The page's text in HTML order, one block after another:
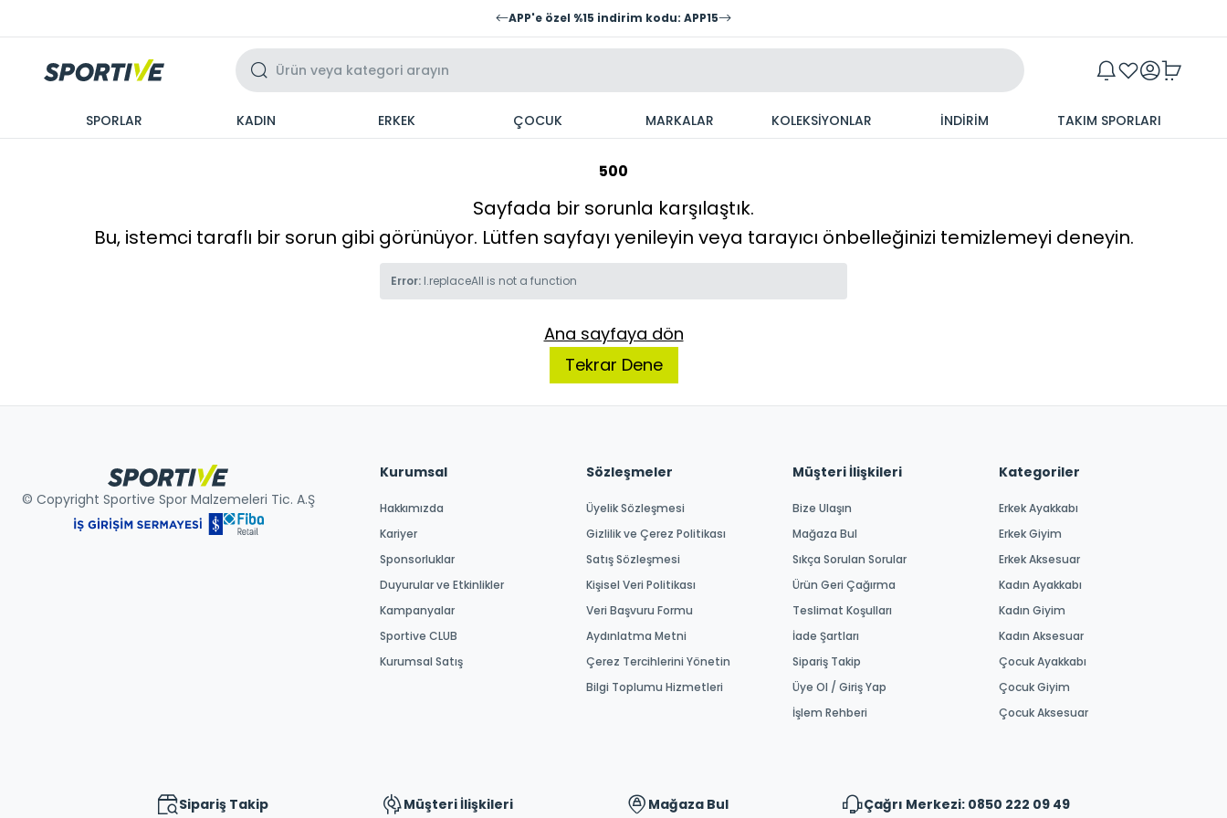
APP'e özel %15 indirim kodu: APP15
SPORLAR KADIN ERKEK ÇOCUK MARKALAR KOLEKSİYONLAR İNDİRİM TAKIM SPORLARI
500
Sayfada bir sorunla karşılaştık.
Bu, istemci taraflı bir sorun gibi görünüyor. Lütfen sayfayı yenileyin veya tarayıcı önbelleğinizi temizlemeyi deneyin.
Error: l.replaceAll is not a function
Ana sayfaya dön
Tekrar Dene
© Copyright Sportive Spor Malzemeleri Tic. A.Ş
Kurumsal
Hakkımızda
Kariyer
Sponsorluklar
Duyurular ve Etkinlikler
Kampanyalar
Sportive CLUB
Kurumsal Satış
Sözleşmeler
Üyelik Sözleşmesi
Gizlilik ve Çerez Politikası
Satış Sözleşmesi
Kişisel Veri Politikası
Veri Başvuru Formu
Aydınlatma Metni
Çerez Tercihlerini Yönetin
Bilgi Toplumu Hizmetleri
Müşteri İlişkileri
Bize Ulaşın
Mağaza Bul
Sıkça Sorulan Sorular
Ürün Geri Çağırma
Teslimat Koşulları
İade Şartları
Sipariş Takip
Üye Ol / Giriş Yap
İşlem Rehberi
Kategoriler
Erkek Ayakkabı
Erkek Giyim
Erkek Aksesuar
Kadın Ayakkabı
Kadın Giyim
Kadın Aksesuar
Çocuk Ayakkabı
Çocuk Giyim
Çocuk Aksesuar
Sipariş Takip Müşteri İlişkileri Mağaza Bul Çağrı Merkezi: 0850 222 09 49